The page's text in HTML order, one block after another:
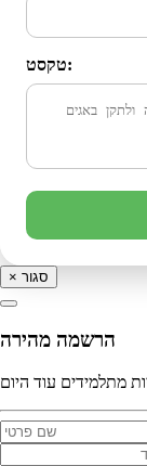
טקסט:
× סגור
הרשמה מהירה